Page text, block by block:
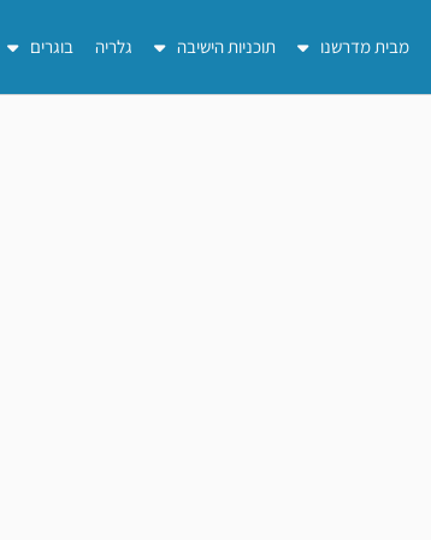
מבית מדרשנו תוכניות הישיבה גלריה בוגרים